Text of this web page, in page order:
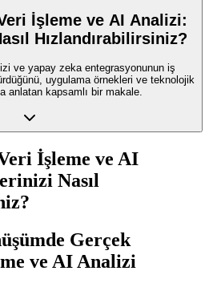
İşleme ve AI Analizi:
Hızlandırabilirsiniz?
ve yapay zeka entegrasyonunun iş
uygulama örnekleri ve teknolojik
anlatan kapsamlı bir makale.
İşleme ve AI
Nasıl
Gerçek
ve AI Analizi